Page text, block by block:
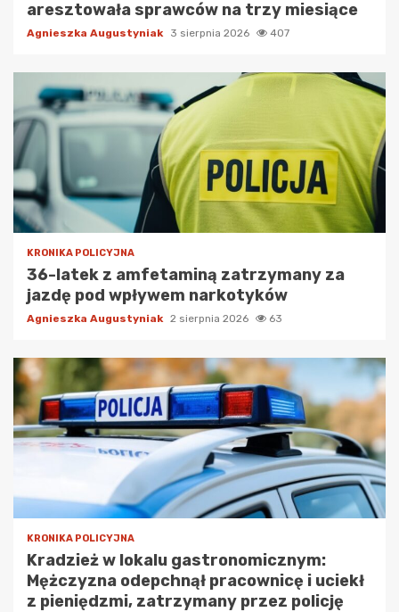
aresztowała sprawców na trzy miesiące
Agnieszka Augustyniak 3 sierpnia 2026 407
KRONIKA POLICYJNA
36-latek z amfetaminą zatrzymany za
jazdę pod wpływem narkotyków
Agnieszka Augustyniak 2 sierpnia 2026 63
KRONIKA POLICYJNA
Kradzież w lokalu gastronomicznym:
Mężczyzna odepchnął pracownicę i uciekł
z pieniędzmi, zatrzymany przez policję